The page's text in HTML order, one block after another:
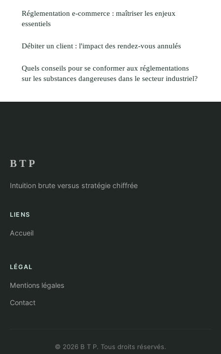
Réglementation e-commerce : maîtriser les enjeux
essentiels
Débiter un client : l'impact des rendez-vous annulés
Quels conseils pour se conformer aux réglementations
sur les substances dangereuses dans le secteur industriel?
B T P
Intuition brute versus stratégie chiffrée
LIENS
Accueil
LÉGAL
Mentions légales
Contact
© 2026 B T P. Tous droits réservés.